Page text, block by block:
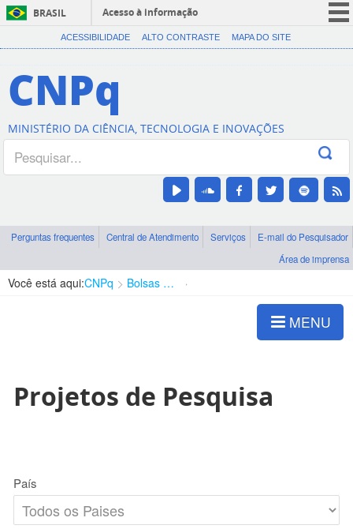
BRASIL
Acesso à informação
CORONAVÍRUS (COVID-19)
Canais
ACESSIBILIDADE ALTO CONTRASTE MAPA DO SITE
CNPq
MINISTÉRIO DA CIÊNCIA, TECNOLOGIA E INOVAÇÕES
Perguntas frequentes Central de Atendimento Serviços
E-mail do Pesquisador
Área de imprensa
Você está aqui:CNPq Bolsas e Auxílios Vigentes
MENU
Projetos de Pesquisa
País